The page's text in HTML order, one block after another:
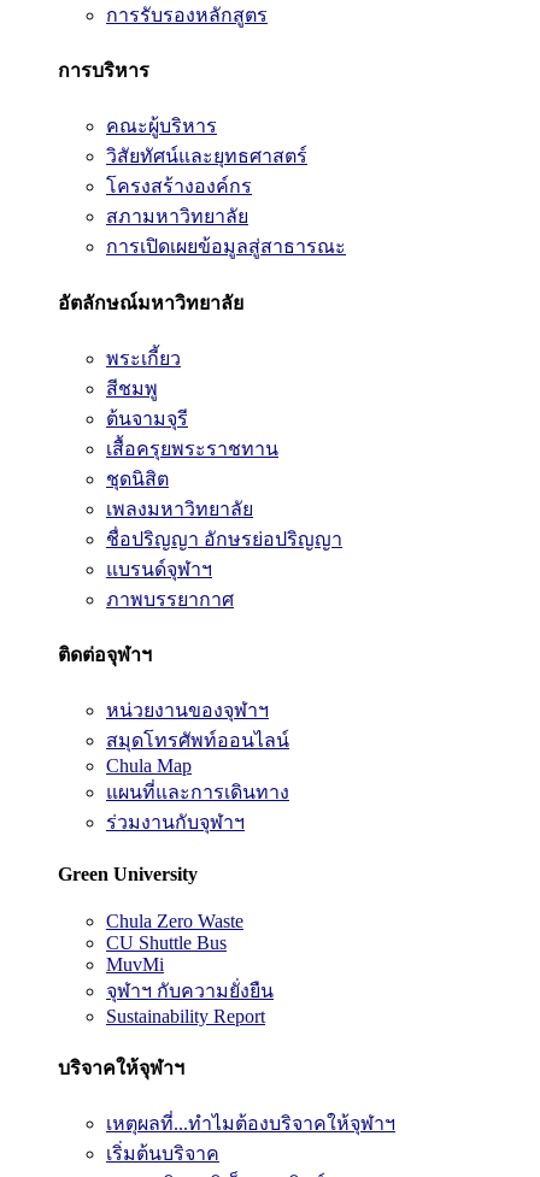
การรับรองหลักสูตร
การบริหาร
คณะผู้บริหาร
วิสัยทัศน์และยุทธศาสตร์
โครงสร้างองค์กร
สภามหาวิทยาลัย
การเปิดเผยข้อมูลสู่สาธารณะ
อัตลักษณ์มหาวิทยาลัย
พระเกี้ยว
สีชมพู
ต้นจามจุรี
เสื้อครุยพระราชทาน
ชุดนิสิต
เพลงมหาวิทยาลัย
ชื่อปริญญา อักษรย่อปริญญา
แบรนด์จุฬาฯ
ภาพบรรยากาศ
ติดต่อจุฬาฯ
หน่วยงานของจุฬาฯ
สมุดโทรศัพท์ออนไลน์
Chula Map
แผนที่และการเดินทาง
ร่วมงานกับจุฬาฯ
Green University
Chula Zero Waste
CU Shuttle Bus
MuvMi
จุฬาฯ กับความยั่งยืน
Sustainability Report
บริจาคให้จุฬาฯ
เหตุผลที่...ทำไมต้องบริจาคให้จุฬาฯ
เริ่มต้นบริจาค